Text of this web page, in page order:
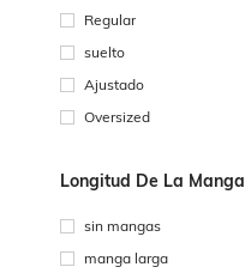
Regular
suelto
Ajustado
Oversized
Longitud De La Manga
sin mangas
manga larga